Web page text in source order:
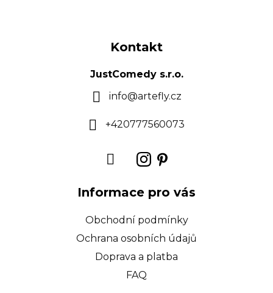
Kontakt
JustComedy s.r.o.
info@artefly.cz
+420777560073
Informace pro vás
Obchodní podmínky
Ochrana osobních údajů
Doprava a platba
FAQ